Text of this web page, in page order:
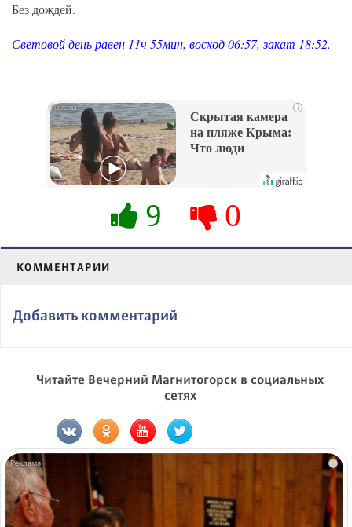
Без дождей.
Световой день равен 11ч 55мин, восход 06:57, закат 18:52.
i
Скрытая камера
на пляже Крыма:
Что люди
их не видят...
9 0
КОММЕНТАРИИ
Добавить комментарий
Читайте Вечерний Магнитогорск в социальных
сетях
i